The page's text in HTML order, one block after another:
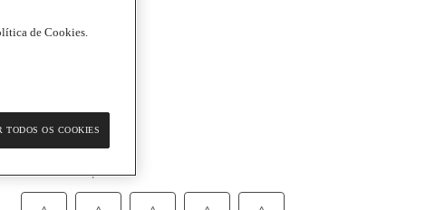
de Cookies.
TODOS OS COOKIES